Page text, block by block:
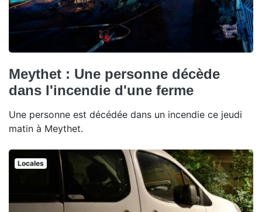
Meythet : Une personne décède
dans l'incendie d'une ferme
Une personne est décédée dans un incendie ce jeudi
matin à Meythet.
Locales